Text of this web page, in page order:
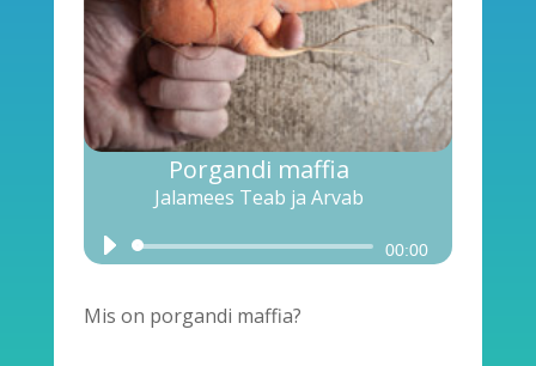
Porgandi maffia
Jalamees Teab ja Arvab
Audio
00:00
Mis on porgandi maffia?